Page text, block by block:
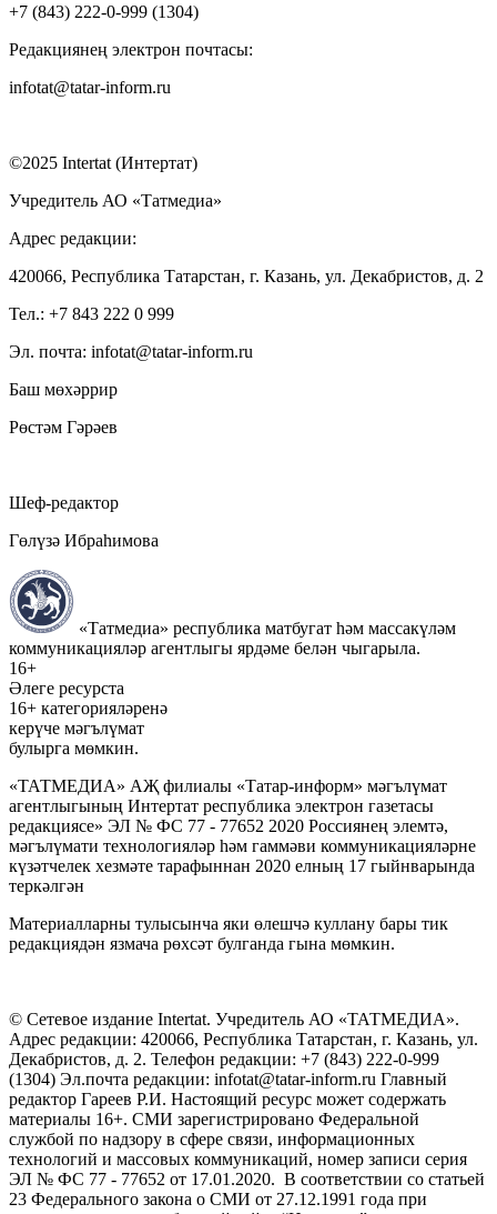
+7 (843) 222-0-999 (1304)
Редакциянең электрон почтасы:
infotat@tatar-inform.ru
©2025 Intertat (Интертат)
Учредитель АО «Татмедиа»
Адрес редакции:
420066, Республика Татарстан, г. Казань, ул. Декабристов, д. 2
Тел.: +7 843 222 0 999
Эл. почта: infotat@tatar-inform.ru
Баш мөхәррир
Рөстәм Гәрәев
Шеф-редактор
Гөлүзә Ибраһимова
«Татмедиа» республика матбугат һәм массакүләм
коммуникацияләр агентлыгы ярдәме белән чыгарыла.
16+
Әлеге ресурста
16+ категорияләренә
керүче мәгълүмат
булырга мөмкин.
«ТАТМЕДИА» АҖ филиалы «Татар-информ» мәгълүмат
агентлыгының Интертат республика электрон газетасы
редакциясе» ЭЛ № ФС 77 - 77652 2020 Россиянең элемтә,
мәгълүмати технологияләр һәм гаммәви коммуникацияләрне
күзәтчелек хезмәте тарафыннан 2020 елның 17 гыйнварында
теркәлгән
Материалларны тулысынча яки өлешчә куллану бары тик
редакциядән язмача рөхсәт булганда гына мөмкин.
© Сетевое издание Intertat. Учредитель АО «ТАТМЕДИА».
Адрес редакции: 420066, Республика Татарстан, г. Казань, ул.
Декабристов, д. 2. Телефон редакции: +7 (843) 222-0-999
(1304) Эл.почта редакции: infotat@tatar-inform.ru Главный
редактор Гареев Р.И. Настоящий ресурс может содержать
материалы 16+. СМИ зарегистрировано Федеральной
службой по надзору в сфере связи, информационных
технологий и массовых коммуникаций, номер записи серия
ЭЛ № ФС 77 - 77652 от 17.01.2020. В соответствии со статьей
23 Федерального закона о СМИ от 27.12.1991 года при